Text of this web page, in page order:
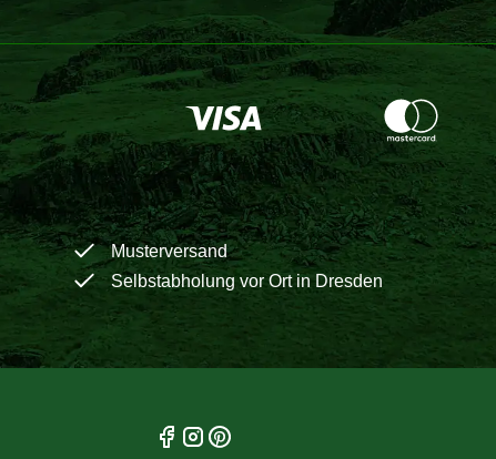
Musterversand
Selbstabholung vor Ort in Dresden